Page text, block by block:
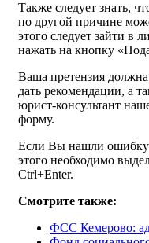
Также следует знать,
по другой причине
этого следует зайти в
нажать на кнопку
Ваша претензия
дать рекомендации, а
юрист-консультант
форму.
Если Вы нашли ошибку
этого необходимо
Ctrl+Enter.
Смотрите также:
ФСС Кемерово: